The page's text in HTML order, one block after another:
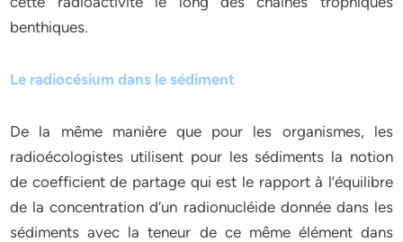
benthiques.
Le radiocésium dans le sédiment
De la même manière que pour les organismes, les
radioécologistes utilisent pour les sédiments la notion
de coefficient de partage qui est le rapport à l’équilibre
de la concentration d’un radionucléide donnée dans les
sédiments avec la teneur de ce même élément dans